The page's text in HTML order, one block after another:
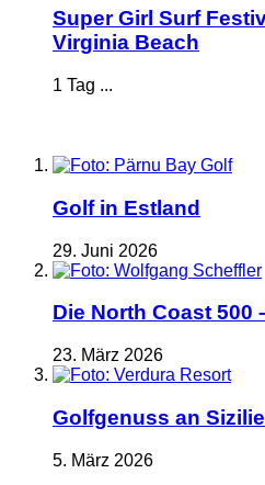
Super Girl Surf
Virginia Beach
1 Tag ...
Golf in Estland
29. Juni 2026
Die North Coast 500
23. März 2026
Golfgenuss an
5. März 2026